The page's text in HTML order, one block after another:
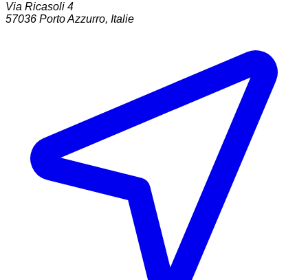
Via Ricasoli 4
57036 Porto Azzurro, Italie